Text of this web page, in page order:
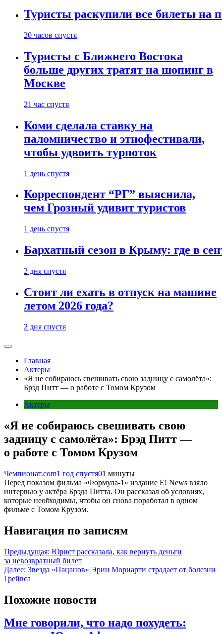
Туристы раскупили все билеты на
20 часов спустя
Туристы с Ближнего Востока
больше других тратят на шопинг в
Москве
21 час спустя
Коми сделала ставку на
паломничество и этнофестивали,
чтобы удвоить турпоток
1 день спустя
Корреспондент “РГ” выяснила,
чем Грозный удивит туристов
1 день спустя
Бархатный сезон в Крыму: где в
2 дня спустя
Стоит ли ехать в отпуск на машине
летом 2026 года?
2 дня спустя
Главная
Актеры
«Я не собираюсь свешивать свою задницу с самолёта»:
Брэд Питт — о работе с Томом Крузом
Актеры
«Я не собираюсь свешивать свою
задницу с самолёта»: Брэд Питт —
о работе с Томом Крузом
Чемпионат.com1 год спустя01 минуты
Перед показом фильма «Формула-1» издание E! News взяло
интервью у актёра Брэда Питта. Он рассказал об условиях,
которые необходимы, чтобы он снова поработал в одном
фильме с Томом Крузом.
Навигация по записям
Предыдущая: Юрист рассказала, как вернуть деньги
за невозвратный билет
Далее: Звезда «Пацанов» Эрин Мориарти страдает от болезни
Грейвса
Похожие новости
Мне говорили, что надо похудеть: